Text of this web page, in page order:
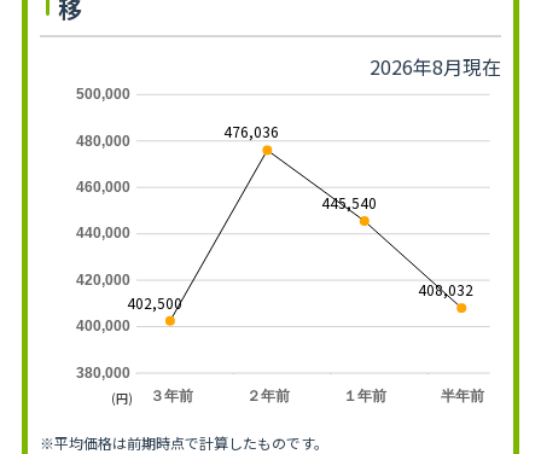
移
2026年8月現在
３年前 ２年前 １年前 半年前
380,000
400,000
420,000
440,000
460,000
480,000
500,000
402,500
476,036
445,540
408,032
(円)
※平均価格は前期時点で計算したものです。